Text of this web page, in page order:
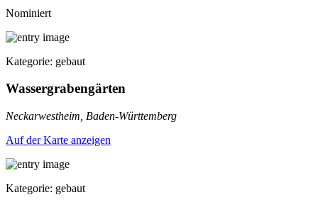
Nominiert
Kategorie: gebaut
Wassergrabengärten
Neckarwestheim, Baden-Württemberg
Auf der Karte anzeigen
Kategorie: gebaut